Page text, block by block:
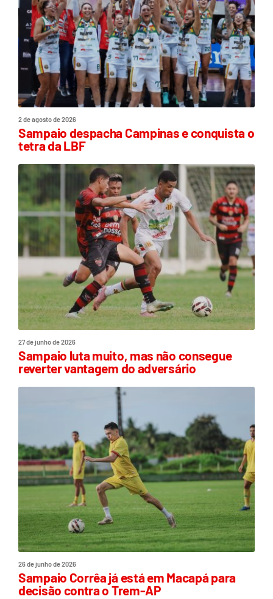
2 de agosto de 2026
Sampaio despacha Campinas e conquista o
tetra da LBF
27 de junho de 2026
Sampaio luta muito, mas não consegue
reverter vantagem do adversário
26 de junho de 2026
Sampaio Corrêa já está em Macapá para
decisão contra o Trem-AP